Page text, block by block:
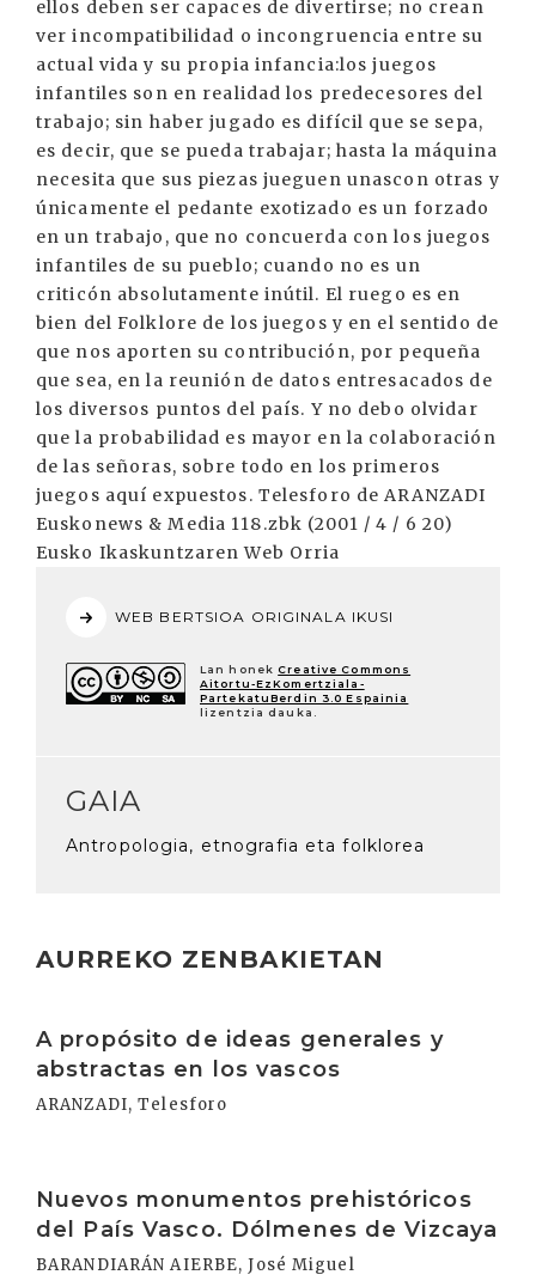
ellos deben ser capaces de divertirse; no crean
ver incompatibilidad o incongruencia entre su
actual vida y su propia infancia:los juegos
infantiles son en realidad los predecesores del
trabajo; sin haber jugado es difícil que se sepa,
es decir, que se pueda trabajar; hasta la máquina
necesita que sus piezas jueguen unascon otras y
únicamente el pedante exotizado es un forzado
en un trabajo, que no concuerda con los juegos
infantiles de su pueblo; cuando no es un
criticón absolutamente inútil. El ruego es en
bien del Folklore de los juegos y en el sentido de
que nos aporten su contribución, por pequeña
que sea, en la reunión de datos entresacados de
los diversos puntos del país. Y no debo olvidar
que la probabilidad es mayor en la colaboración
de las señoras, sobre todo en los primeros
juegos aquí expuestos. Telesforo de ARANZADI
Euskonews & Media 118.zbk (2001 / 4 / 6 20)
Eusko Ikaskuntzaren Web Orria
WEB BERTSIOA ORIGINALA IKUSI
Lan honek Creative Commons
Aitortu-EzKomertziala-
PartekatuBerdin 3.0 Espainia
lizentzia dauka.
GAIA
Antropologia, etnografia eta folklorea
AURREKO ZENBAKIETAN
A propósito de ideas generales y
abstractas en los vascos
ARANZADI, Telesforo
Nuevos monumentos prehistóricos
del País Vasco. Dólmenes de Vizcaya
BARANDIARÁN AIERBE, José Miguel